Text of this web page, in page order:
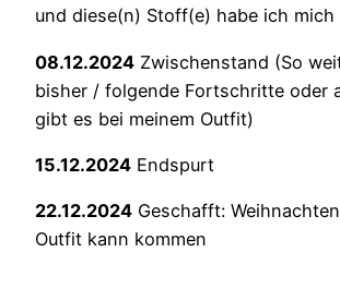
und diese(n) Stoff(e) habe ich
08.12.2024 Zwischenstand (So
bisher / folgende Fortschritte oder
gibt es bei meinem Outfit)
15.12.2024 Endspurt
22.12.2024 Geschafft:
Outfit kann kommen